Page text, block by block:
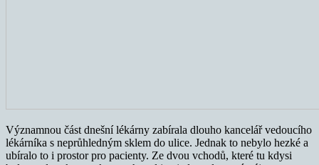
Významnou část dnešní lékárny zabírala dlouho kancelář vedoucího
lékárníka s neprůhledným sklem do ulice. Jednak to nebylo hezké a
ubíralo to i prostor pro pacienty. Ze dvou vchodů, které tu kdysi